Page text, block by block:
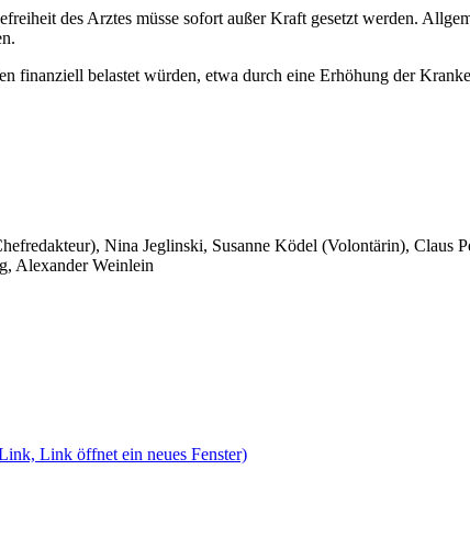
des Arztes müsse sofort außer Kraft gesetzt werden.
finanziell belastet würden, etwa durch eine Erhöhung der
Nina Jeglinski, Susanne Ködel (Volontärin), Claus
Alexander Weinlein
Link öffnet ein neues Fenster)